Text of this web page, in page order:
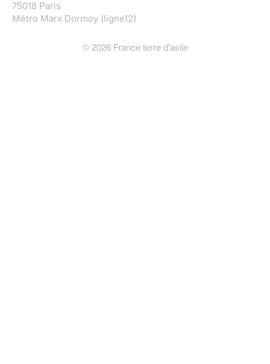
75018 Paris
Métro Marx Dormoy (ligne12)
©2026France terre d'asile